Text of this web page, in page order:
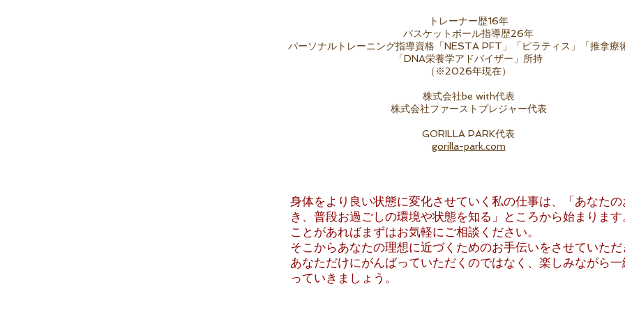
トレーナー歴16年
バスケットボール指導歴26年
パーソナルトレーニング指導資格「NESTA PFT」「ピラティス」「推拿療
「DNA栄養学アドバイザー」 所持
（※2026年現在）
​株式会社be with代表
株式会社ファーストプレジャー代表
GORILLA PARK代表
gorilla-park.com
​身体をより良い状態に変化させていく 私の仕事は、「あなた
き、普段お過ごしの環境や状態を知る」ところから始まります
ことがあればまずはお気軽にご相談ください。
そこからあなたの理想に近づくためのお手伝いをさせていただ
あなただけにがんばっていただくのではなく、楽しみながら
っていきましょう。